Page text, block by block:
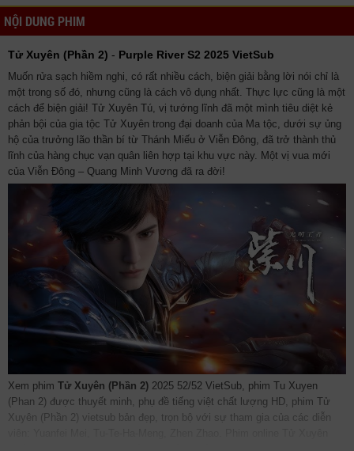
NỘI DUNG PHIM
Tử Xuyên (Phần 2) - Purple River S2 2025 VietSub
Muốn rửa sạch hiềm nghi, có rất nhiều cách, biện giải bằng lời nói chỉ là
một trong số đó, nhưng cũng là cách vô dụng nhất. Thực lực cũng là một
cách để biện giải! Tử Xuyên Tú, vị tướng lĩnh đã một mình tiêu diệt kẻ
phản bội của gia tộc Tử Xuyên trong đại doanh của Ma tộc, dưới sự ủng
hộ của trưởng lão thần bí từ Thánh Miếu ở Viễn Đông, đã trở thành thủ
lĩnh của hàng chục vạn quân liên hợp tại khu vực này. Một vị vua mới
của Viễn Đông – Quang Minh Vương đã ra đời!
Xem phim Tử Xuyên (Phần 2) 2025 52/52 VietSub, phim Tu Xuyen
(Phan 2) được thuyết minh, phụ đề tiếng việt chất lượng HD, phim Tử
Xuyên (Phần 2) vietsub bản đẹp, trọn bộ với sự tham gia của các diễn